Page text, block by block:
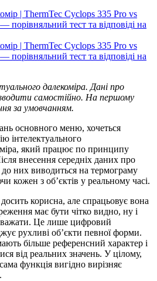
далекоміра. Дані про
самостійно. На першому
за умовчанням.
основного меню, хочеться
інтелектуального
який працює по принципу
внесення середніх даних про
до них виводиться на термограму
кожен з об’єктів у реальному часі.
корисна, але спрацьовує вона
має бути чітко видно, ну і
Це лише цифровий
рухливі об’єкти певної форми.
більше референсний характер і
від реальних значень. У цілому,
функція вигідно вирізняє